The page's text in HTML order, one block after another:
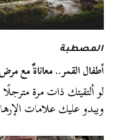
المصطبة
أطفال القمر.. معاناةٌ مع
لو ألتقيتك ذات مرة
ويبدو عليك علامات